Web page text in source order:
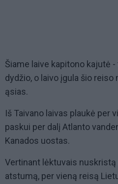
Šiame laive kapitono kajutė
dydžio, o laivo įgula šio
ąsias.
Iš Taivano laivas plaukė per
paskui per dalį Atlanto
Kanados uostas.
Vertinant lėktuvais nuskristą
atstumą, per vieną reisą